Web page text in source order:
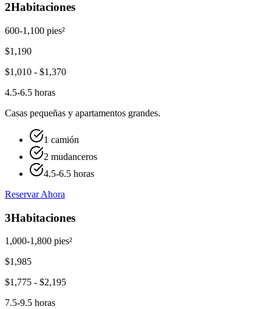
2Habitaciones
600-1,100 pies²
$1,190
$1,010 - $1,370
4.5-6.5 horas
Casas pequeñas y apartamentos grandes.
1 camión
2 mudanceros
4.5-6.5 horas
Reservar Ahora
3Habitaciones
1,000-1,800 pies²
$1,985
$1,775 - $2,195
7.5-9.5 horas